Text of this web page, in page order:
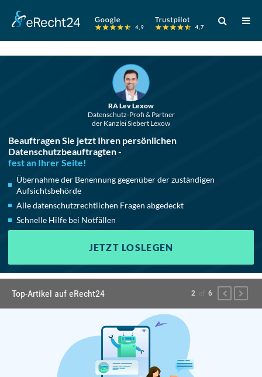
Verwende
Pfeile
zum
RA Lev Lexow
Datenschutz-Profi & Partner
der Kanzlei Siebert Lexow
Beauftragen Sie jetzt Ihren persönlichen
Datenschutzbeauftragten -
fest an Ihrer Seite!
Übernahme der Benennung gegenüber der zuständigen
Aufsichtsbehörde
Alle datenschutzrechtlichen Fragen abgedeckt
Schnelle Hilfe bei Notfällen
JETZT LOSLEGEN
Top-Artikel auf eRecht24 2 of 6 PREVIOUS